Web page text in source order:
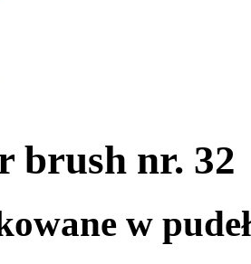
brush nr. 32
w